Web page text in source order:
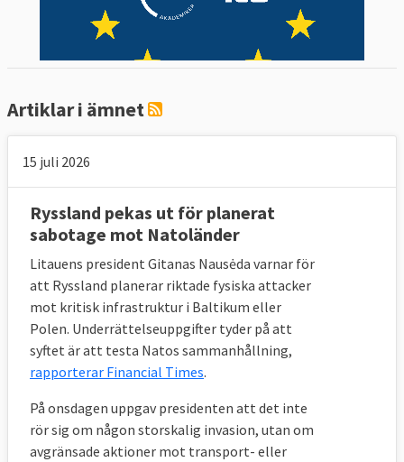
Artiklar i ämnet
15 juli 2026
Ryssland pekas ut för planerat
sabotage mot Natoländer
Litauens president Gitanas Nausėda varnar för
att Ryssland planerar riktade fysiska attacker
mot kritisk infrastruktur i Baltikum eller
Polen. Underrättelseuppgifter tyder på att
syftet är att testa Natos sammanhållning,
rapporterar Financial Times.
På onsdagen uppgav presidenten att det inte
rör sig om någon storskalig invasion, utan om
avgränsade aktioner mot transport- eller